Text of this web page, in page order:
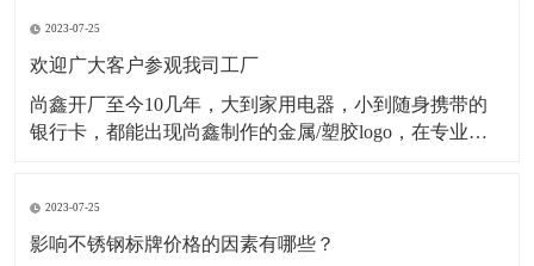
锈钢材质、铝合金材质、金属纯镍材质、锌合金材质
等，今天小编主要为大家介绍不锈钢铭牌和铝标牌有哪
些不一样。一、
2023-07-25
欢迎广大客户参观我司工厂
尚鑫开厂至今10几年，大到家用电器，小到随身携带的
银行卡，都能出现尚鑫制作的金属/塑胶logo，在专业的
作的客户审厂的日子，他们一行有5人，这5人分工明
确，各自审核自己负责的部分
2023-07-25
影响不锈钢标牌价格的因素有哪些？